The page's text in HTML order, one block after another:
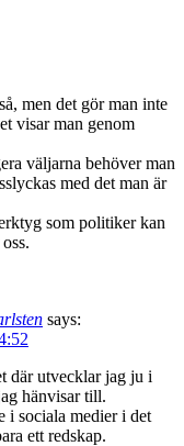
men det gör man inte
visar man genom
väljarna behöver man
med det man är
som politiker kan
says:
där utvecklar jag ju i
hänvisar till.
i sociala medier i det
ett redskap.